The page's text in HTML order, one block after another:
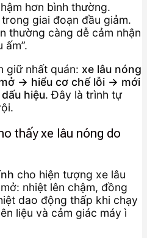
hơn bình thường.
giai đoạn đầu giảm.
thường càng dễ cảm nhận
ấm”.
giữ nhất quán: xe lâu nóng
→ hiểu cơ chế lỗi → mới
hiệu. Đây là trình tự
thấy xe lâu nóng do
cho hiện tượng xe lâu
nhiệt lên chậm, đồng
dao động thấp khi chạy
liệu và cảm giác máy ì